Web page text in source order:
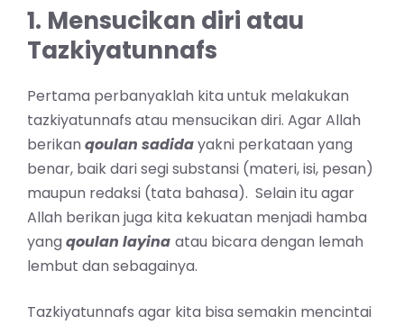
1. Mensucikan diri atau
Tazkiyatunnafs
Pertama perbanyaklah kita untuk melakukan
tazkiyatunnafs atau mensucikan diri. Agar Allah
berikan qoulan sadidayakni perkataan yang
benar, baik dari segi substansi (materi, isi, pesan)
maupun redaksi (tata bahasa). Selain itu agar
Allah berikan juga kita kekuatan menjadi hamba
yang qoulan layina atau bicara dengan lemah
lembut dan sebagainya.
Tazkiyatunnafs agar kita bisa semakin mencintai